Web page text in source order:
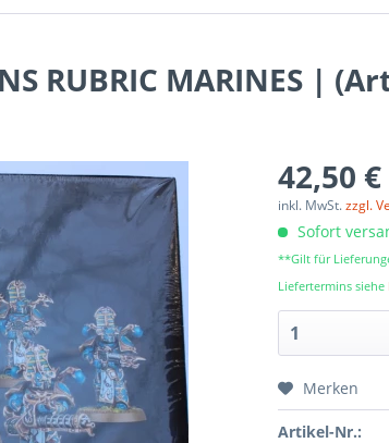
RUBRIC MARINES |
42,50
inkl. MwSt.zzgl.
Sofort
**Gilt für
Liefertermins siehe
Merken
Artikel-Nr.: